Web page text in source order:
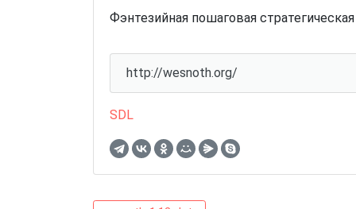
Фэнтезийная пошаговая
http://wesnoth.org/
SDL